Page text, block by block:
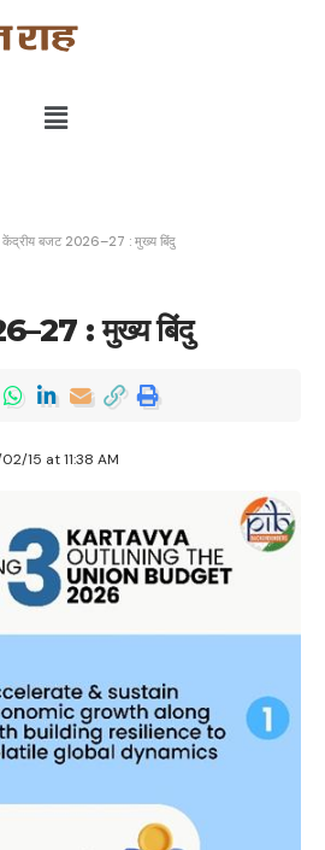
केंद्रीय बजट 2026–27 : मुख्‍य बिंदु
: मुख्‍य बिंदु
15 at 11:38 AM